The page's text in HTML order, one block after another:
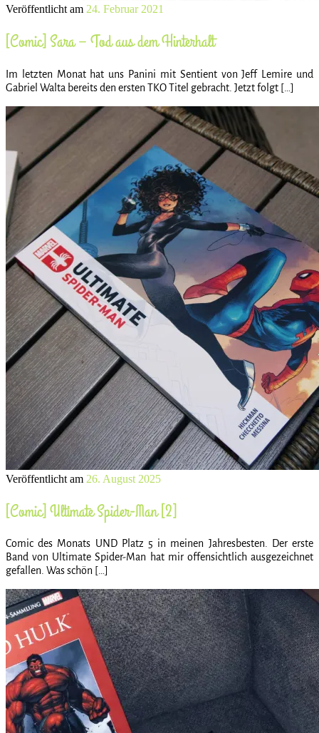
Veröffentlicht am 24. Februar 2021
[Comic] Sara – Tod aus dem Hinterhalt
Im letzten Monat hat uns Panini mit Sentient von Jeff Lemire und
Gabriel Walta bereits den ersten TKO Titel gebracht. Jetzt folgt […]
Veröffentlicht am 26. August 2025
[Comic] Ultimate Spider-Man [2]
Comic des Monats UND Platz 5 in meinen Jahresbesten. Der erste
Band von Ultimate Spider-Man hat mir offensichtlich ausgezeichnet
gefallen. Was schön […]